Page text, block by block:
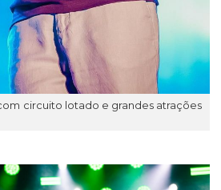
circuito lotado e grandes atrações